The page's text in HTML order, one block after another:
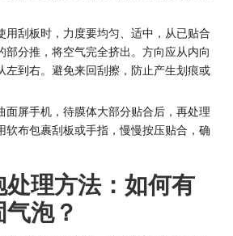
用刮板时，力度要均匀、适中，从已贴合
部分推，将空气完全挤出。方向应从内向
左到右。避免来回刮擦，防止产生划痕或
面屏手机，待膜体大部分贴合后，再处理
软布包裹刮板或手指，慢慢按压贴合，确
理方法：如何有
泡？